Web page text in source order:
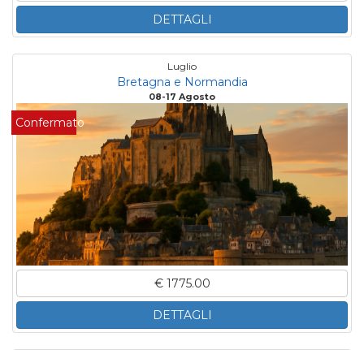
DETTAGLI
Luglio
Bretagna e Normandia
08-17 Agosto
Confermato
€ 1775.00
DETTAGLI